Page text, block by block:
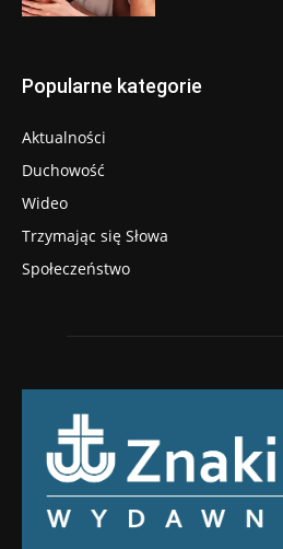
Popularne kategorie
Aktualności
Duchowość
Wideo
Trzymając się Słowa
Społeczeństwo